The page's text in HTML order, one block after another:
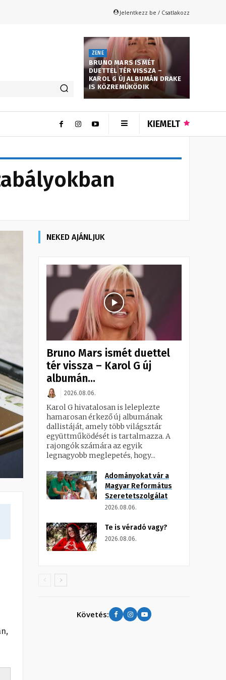
Jelentkezz be / Csatlakozz
ZENE
BRUNO MARS ISMÉT
DUETTEL TÉR VISSZA –
KAROL G ÚJ ALBUMÁN DRAKE
IS KÖZREMŰKÖDIK
KIEMELT
NEKED AJÁNLJUK
Bruno Mars ismét duettel
tér vissza – Karol G új
albumán...
2026.08.06.
Karol G hivatalosan is leleplezte
hamarosan érkező új albumának
dallistáját, amely több világsztár
együttműködését is tartalmazza. A
rajongók számára az egyik
legnagyobb meglepetés, hogy...
Adományokat vár a
Magyar Református
Szeretetszolgálat
2026.08.06.
Te is véradó vagy?
2026.08.06.
Követés: